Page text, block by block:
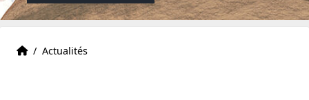
Accueil
Accueil
/ Actualités